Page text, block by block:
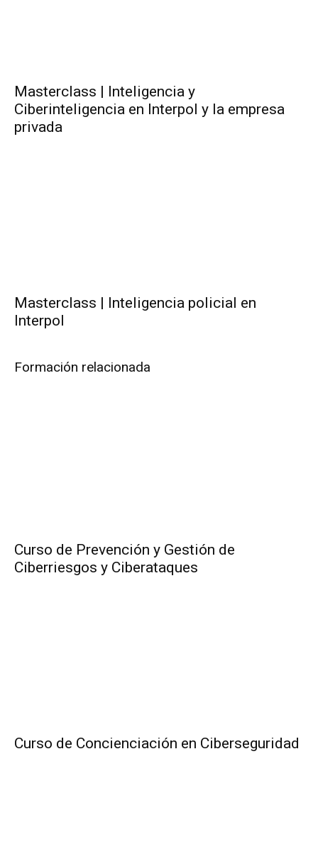
Masterclass | Inteligencia y
Ciberinteligencia en Interpol y la empresa
privada
Masterclass | Inteligencia policial en
Interpol
Formación relacionada
Curso de Prevención y Gestión de
Ciberriesgos y Ciberataques
Curso de Concienciación en Ciberseguridad